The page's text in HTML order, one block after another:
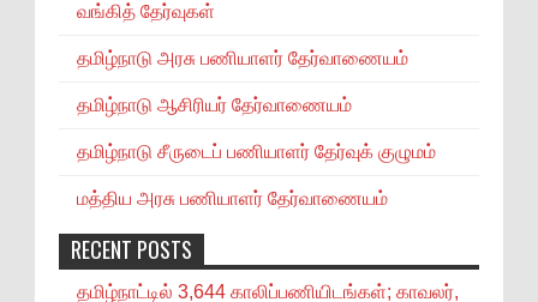
வங்கித் தேர்வுகள்
தமிழ்நாடு அரசு பணியாளர் தேர்வாணையம்
தமிழ்நாடு ஆசிரியர் தேர்வாணையம்
தமிழ்நாடு சீருடைப் பணியாளர் தேர்வுக் குழுமம்
மத்திய அரசு பணியாளர் தேர்வாணையம்
RECENT POSTS
தமிழ்நாட்டில் 3,644 காலிப்பணியிடங்கள்; காவலர்,